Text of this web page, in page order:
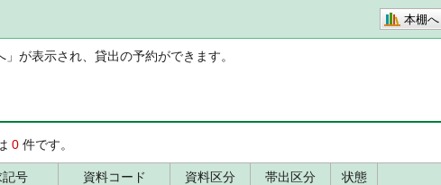
本棚へ
が表示され、貸出の予約ができます。
0 件です。
号 資料コード 資料区分 帯出区分 状態